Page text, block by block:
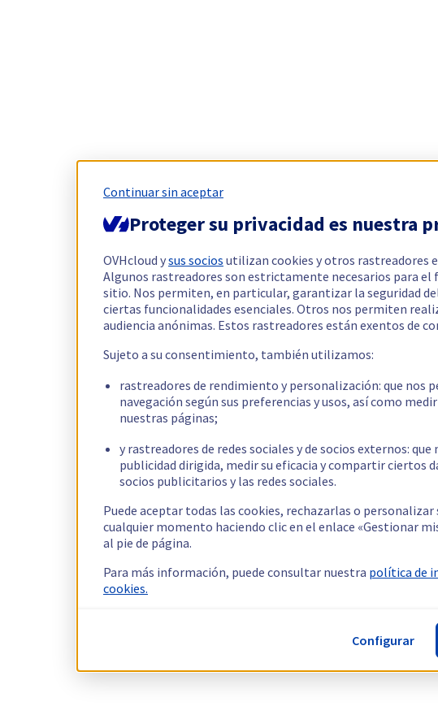
Continuar sin aceptar
Proteger su privacidad es nuestra
OVHcloud ysus socios utilizan cookies y otros rastreadores
Algunos rastreadores son estrictamente necesarios para
sitio. Nos permiten, en particular, garantizar la seguridad
ciertas funcionalidades esenciales. Otros nos permiten
audiencia anónimas. Estos rastreadores están exentos de
Sujeto a su consentimiento, también utilizamos:
rastreadores de rendimiento y personalización: que nos
navegación según sus preferencias y usos, así como
nuestras páginas;
y rastreadores de redes sociales y de socios externos:
publicidad dirigida, medir su eficacia y compartir ciertos
socios publicitarios y las redes sociales.
Puede aceptar todas las cookies, rechazarlas o personalizar
cualquier momento haciendo clic en el enlace «Gestionar
al pie de página.
Para más información, puede consultar nuestra política de
cookies.
Configurar